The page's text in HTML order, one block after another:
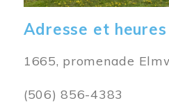
Adresse et heures
1665, promenade
(506) 856-4383